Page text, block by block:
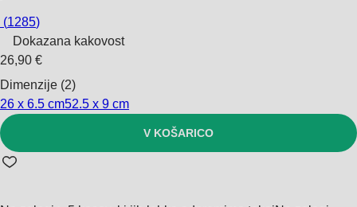
(1285)
Dokazana kakovost
26,90 €
Dimenzije (2)
26 x 6.5 cm52.5 x 9 cm
V KOŠARICO